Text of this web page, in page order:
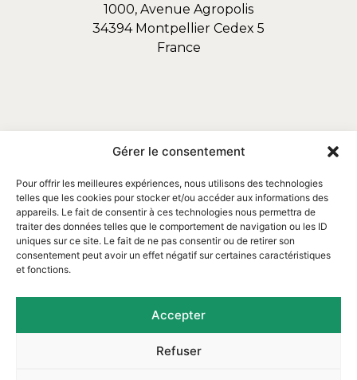
Gérer le consentement
Pour offrir les meilleures expériences, nous utilisons des technologies
telles que les cookies pour stocker et/ou accéder aux informations des
appareils. Le fait de consentir à ces technologies nous permettra de
traiter des données telles que le comportement de navigation ou les ID
uniques sur ce site. Le fait de ne pas consentir ou de retirer son
consentement peut avoir un effet négatif sur certaines caractéristiques
et fonctions.
Accepter
Refuser
Email : contact@assofortrop.fr​
1000, Avenue Agropolis
34394 Montpellier Cedex 5
France